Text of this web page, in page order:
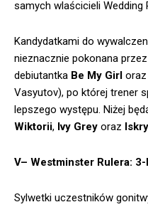
samych wlaścicieli Wedding
Kandydatkami do
nieznacznie pokonana
debiutantka Be My Girl oraz
Vasyutov), po której trener
lepszego występu. Niżej
Wiktorii, Ivy Grey oraz
V– Westminster Rulera:
Sylwetki uczestników